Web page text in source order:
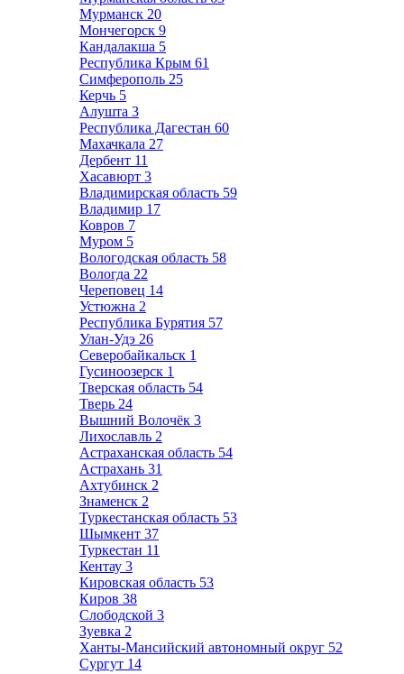
Мурманск 20
Мончегорск 9
Кандалакша 5
Республика Крым 61
Симферополь 25
Керчь 5
Алушта 3
Республика Дагестан 60
Махачкала 27
Дербент 11
Хасавюрт 3
Владимирская область 59
Владимир 17
Ковров 7
Муром 5
Вологодская область 58
Вологда 22
Череповец 14
Устюжна 2
Республика Бурятия 57
Улан-Удэ 26
Северобайкальск 1
Гусиноозерск 1
Тверская область 54
Тверь 24
Вышний Волочёк 3
Лихославль 2
Астраханская область 54
Астрахань 31
Ахтубинск 2
Знаменск 2
Туркестанская область 53
Шымкент 37
Туркестан 11
Кентау 3
Кировская область 53
Киров 38
Слободской 3
Зуевка 2
Ханты-Мансийский автономный округ 52
Сургут 14